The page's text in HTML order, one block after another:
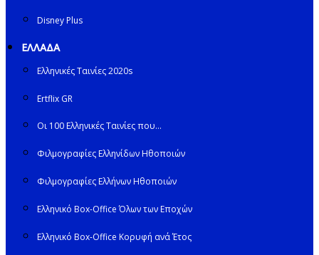
Disney Plus
ΕΛΛΑΔΑ
Ελληνικές Ταινίες 2020s
Ertflix GR
Οι 100 Ελληνικές Ταινίες που…
Φιλμογραφίες Ελληνίδων Ηθοποιών
Φιλμογραφίες Ελλήνων Ηθοποιών
Ελληνικό Box-Office Όλων των Εποχών
Ελληνικό Box-Office Κορυφή ανά Έτος